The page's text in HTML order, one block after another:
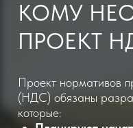
предприятиям, которые
водный объект.
Он
безопасный уровень
разрешение на сброс